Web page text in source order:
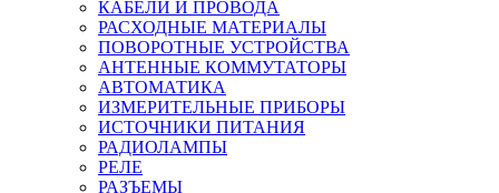
КАБЕЛИ И ПРОВОДА
РАСХОДНЫЕ МАТЕРИАЛЫ
ПОВОРОТНЫЕ УСТРОЙСТВА
АНТЕННЫЕ КОММУТАТОРЫ
АВТОМАТИКА
ИЗМЕРИТЕЛЬНЫЕ ПРИБОРЫ
ИСТОЧНИКИ ПИТАНИЯ
РАДИОЛАМПЫ
РЕЛЕ
РАЗЪЕМЫ